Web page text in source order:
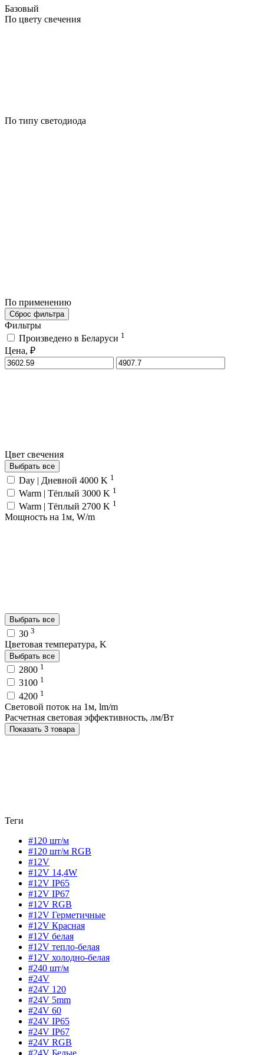
Базовый
По цвету свечения
По типу светодиода
По применению
Сброс фильтра
Фильтры
Произведено в Беларуси 1
Цена, ₽
Цвет свечения
Выбрать все
Day | Дневной 4000 K 1
Warm | Тёплый 3000 K 1
Warm | Тёплый 2700 K 1
Мощность на 1м, W/m
Выбрать все
30 3
Цветовая температура, K
Выбрать все
2800 1
3100 1
4200 1
Световой поток на 1м, lm/m
Расчетная световая эффективность, лм/Вт
Показать 3 товара
Теги
#120 шт/м
#120 шт/м RGB
#12V
#12V 14,4W
#12V IP65
#12V IP67
#12V RGB
#12V Герметичные
#12V Красная
#12V белая
#12V тепло-белая
#12V холодно-белая
#240 шт/м
#24V
#24V 120
#24V 5mm
#24V 60
#24V IP65
#24V IP67
#24V RGB
#24V Белые